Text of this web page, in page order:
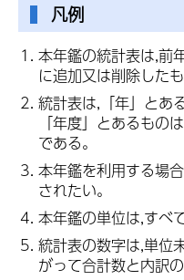
凡例
本年鑑の統計表は,前
に追加又は削除したも
統計表は,「年」とあ
「年度」とあるもの
である。
本年鑑を利用する場
されたい。
本年鑑の単位は,すべ
統計表の数字は,単位
がって合計数と内訳